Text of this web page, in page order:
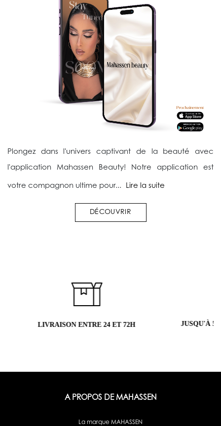
Plongez dans l'univers captivant de la beauté avec
l'application Mahassen Beauty! Notre application est
votre compagnon ultime pour... Lire la suite
DÉCOUVRIR
JUSQU'À 5 ÉCHANTILLONS OFFERTS
A PROPOS DE MAHASSEN
La marque MAHASSEN